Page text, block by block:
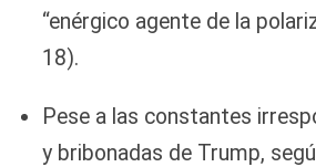
“enérgico agente de la
18).
Pese a las constantes
y bribonadas de Trump,